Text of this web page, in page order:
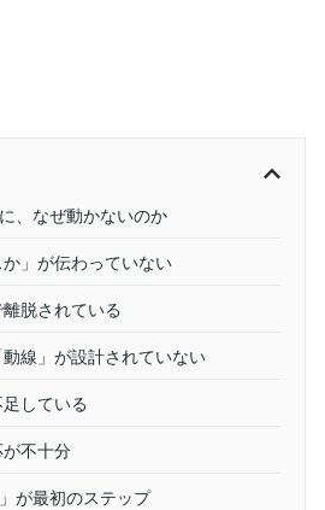
、なぜ動かないのか
」が伝わっていない
脱されている
線」が設計されていない
している
不十分
が最初のステップ